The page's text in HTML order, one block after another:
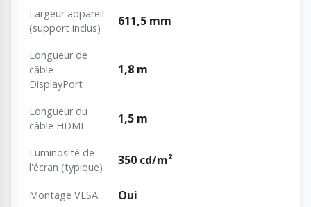
Largeur appareil
(support inclus)
611,5 mm
Longueur de
câble
DisplayPort
1,8 m
Longueur du
câble HDMI
1,5 m
Luminosité de
l'écran (typique)
350 cd/m²
Montage VESA Oui